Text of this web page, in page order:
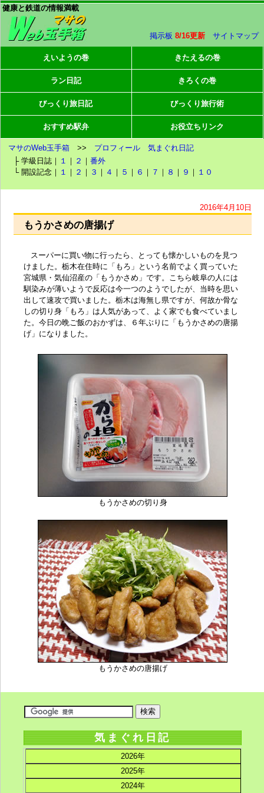
健康と鉄道の情報満載
掲示板 8/16更新 サイトマップ
えいようの巻 きたえるの巻
ラン日記 きろくの巻
びっくり旅日記 びっくり旅行術
おすすめ駅弁 お役立ちリンク
マサのWeb玉手箱 >> プロフィール
気まぐれ日記
├ 学級日誌｜ １ ｜ ２ ｜番外
└ 開設記念｜ １ ｜ ２ ｜ ３ ｜ ４ ｜ ５ ｜ ６ ｜ ７ ｜ ８ ｜ ９ ｜ １０
2016年4月10日
もうかさめの唐揚げ
スーパーに買い物に行ったら、とっても懐かしいものを見つ
けました。栃木在住時に「 もろ 」という名前でよく買っていた
宮城県・気仙沼産の「 もうかさめ 」です。こちら岐阜の人には
馴染みが薄いようで反応は今一つのようでしたが、当時を思い
出して速攻で買いました。栃木は海無し県ですが、何故か骨な
しの切り身「もろ」は人気があって、よく家でも食べていまし
た。今日の晩ご飯のおかずは、６年ぶりに「 もうかさめの唐揚
げ」になりました。
もうかさめの切り身
もうかさめの唐揚げ
気まぐれ日記